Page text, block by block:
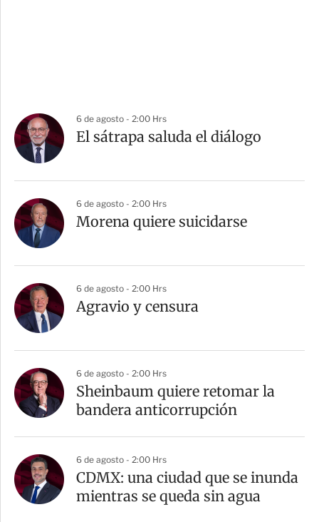
6 de agosto - 2:00 Hrs
El sátrapa saluda el diálogo
6 de agosto - 2:00 Hrs
Morena quiere suicidarse
6 de agosto - 2:00 Hrs
Agravio y censura
6 de agosto - 2:00 Hrs
Sheinbaum quiere retomar la
bandera anticorrupción
6 de agosto - 2:00 Hrs
CDMX: una ciudad que se inunda
mientras se queda sin agua